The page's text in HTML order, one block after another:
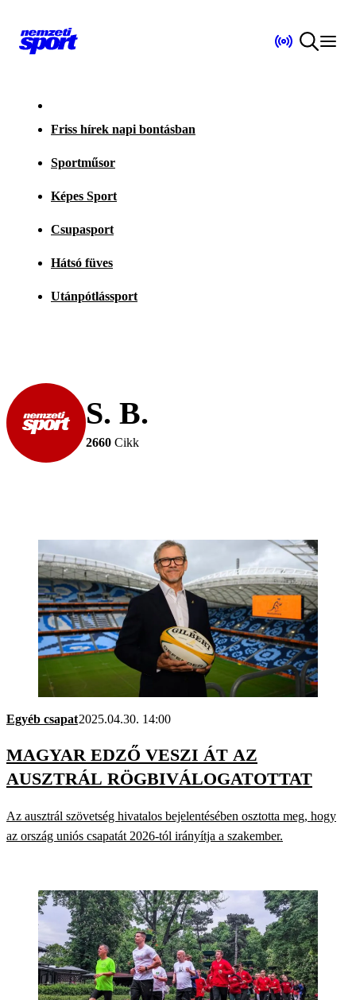
Friss hírek napi bontásban
Sportműsor
Képes Sport
Csupasport
Hátsó füves
Utánpótlássport
S. B.
2660 Cikk
Egyéb csapat2025.04.30. 14:00
MAGYAR EDZŐ VESZI ÁT AZ
AUSZTRÁL RÖGBIVÁLOGATOTTAT
Az ausztrál szövetség hivatalos bejelentésében osztotta meg, hogy
az ország uniós csapatát 2026-tól irányítja a szakember.